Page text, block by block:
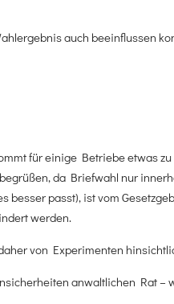
auch beeinflussen
für einige Betriebe etwas
da Briefwahl nur
besser passt), ist vom
werden.
von Experimenten
anwaltlichen Rat –